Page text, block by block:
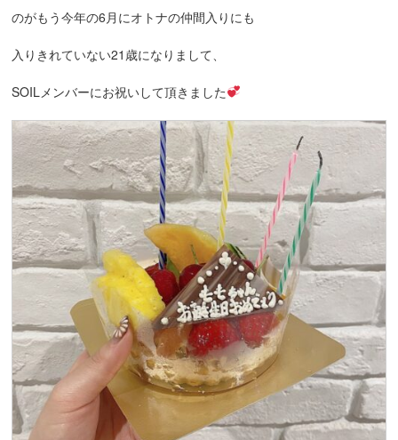
のがもう今年の6月にオトナの仲間入りにも
入りきれていない21歳になりまして、
SOILメンバーにお祝いして頂きました